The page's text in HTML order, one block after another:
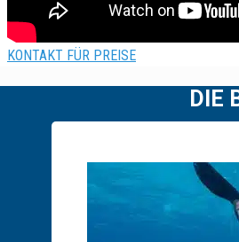
KONTAKT FÜR PREISE
DIE